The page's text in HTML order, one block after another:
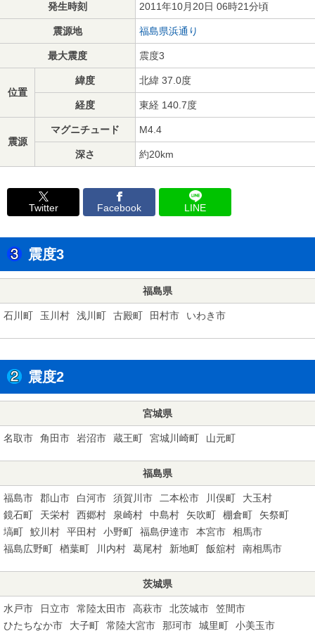
発生時刻 2011年10月20日 06時21分頃
震源地 福島県浜通り
最大震度 震度3
位置
緯度 北緯 37.0度
経度 東経 140.7度
震源
マグニチュード M4.4
深さ 約20km
Twitter Facebook LINE
震度3
福島県
石川町 玉川村 浅川町 古殿町 田村市 いわき市
震度2
宮城県
名取市 角田市 岩沼市 蔵王町 宮城川崎町 山元町
福島県
福島市 郡山市 白河市 須賀川市 二本松市 川俣町
大玉村
鏡石町
天栄村 西郷村 泉崎村 中島村 矢吹町 棚倉町
矢祭町
塙町
鮫川村 平田村 小野町 福島伊達市 本宮市
相馬市
福島広野町
楢葉町 川内村 葛尾村 新地町 飯舘村 南相馬市
茨城県
水戸市 日立市 常陸太田市 高萩市 北茨城市
笠間市
ひたちなか市
大子町 常陸大宮市 那珂市 城里町 小美玉市